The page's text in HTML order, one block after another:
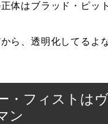
体はブラッド・ピッ
ら、透明化してるよ
・フィストは
ン